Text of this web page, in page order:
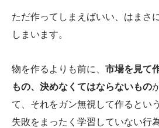
ただ作ってしまえばいい、はまさ
しまいます。
物を作るよりも前に、 市場を見て
もの、決めなくてはならないもの
て、それをガン無視して作るとい
失敗をまったく学習していない行